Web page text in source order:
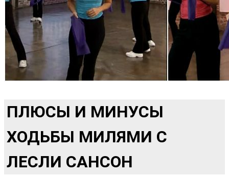
ПЛЮСЫ И МИНУСЫ
ХОДЬБЫ МИЛЯМИ С
ЛЕСЛИ САНСОН